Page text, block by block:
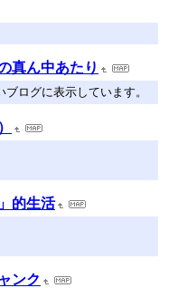
真ん中あたり
ログに表示しています。
的生活
ンク